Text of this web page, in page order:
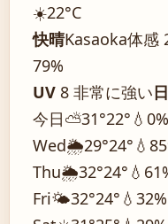
☀️22°C
快晴Kasaoka体感
79%
UV 8 非常に強い
今日⛅31°22° 💧0%
Wed🌦️29°24°
Thu🌦️32°24°
Fri🌤️32°24° 💧32%